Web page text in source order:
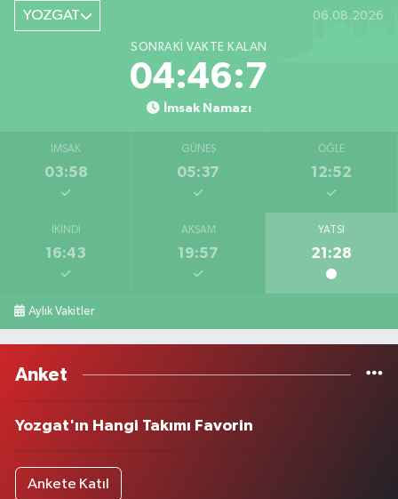
YOZGAT 06.08.2026
SONRAKI VAKTE KALAN
04:46:7
İmsak Namazı
İMSAK
03:58
GÜNEŞ
05:37
ÖĞLE
12:52
İKINDI
16:43
AKŞAM
19:57
YATSI
21:28
Aylık Vakitler
Anket
Yozgat'ın Hangi Takımı Favorin
Ankete Katıl